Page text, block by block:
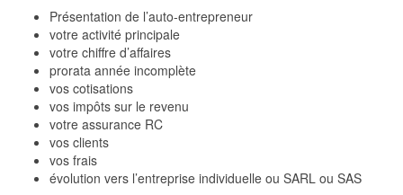
Présentation de l’auto-entrepreneur
votre activité principale
votre chiffre d’affaires
prorata année incomplète
vos cotisations
vos impôts sur le revenu
votre assurance RC
vos clients
vos frais
évolution vers l’entreprise individuelle ou SARL ou SAS